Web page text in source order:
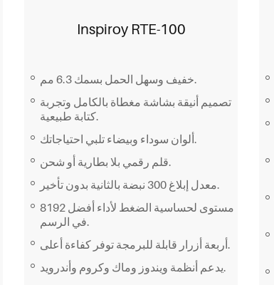
Inspiroy RTE-100
خفيف وسهل الحمل بسمك 6.3 مم.
تصميم أنيقة بشاشة مغطاة بالكامل وتجربة
كتابة طبيعية.
ألوان سوداء وبيضاء تلبي احتياجاتك.
قلم رقمي بلا بطارية أو شحن.
معدل إبلاغ 300 نبضة بالثانية بدون تأخير.
8192 مستوى لحساسية الضغط لأداء أفضل
في الرسم.
أربعة أزرار قابلة للبرمجة توفر كفاءة أعلى.
يدعم أنظمة ويندوز وماك وكروم وأندرويد.